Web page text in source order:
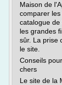
Maison de
comparer
catalogue
les grandes
sûr. La prise
le site.
Conseils
chers
Le site de la